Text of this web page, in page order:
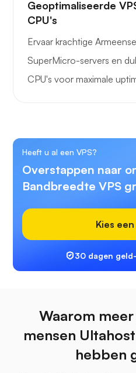
Geoptimaliseerde
CPU's
Ervaar krachtige
SuperMicro-servers en
CPU's voor maximale
Heeft u al een VPS?
Overstappen naar
Bandbreedte VPS
Kies
30 dagen
Waarom
mensen
hebben